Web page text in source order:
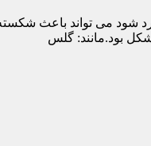
شود می تواند باعث شکسته
بود.مانند: گلس